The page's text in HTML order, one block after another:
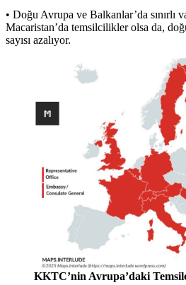
• Doğu Avrupa ve Balkanlar’da sınırlı
Macaristan’da temsilcilikler olsa da,
sayısı azalıyor.
KKTC’nin Avrupa’daki